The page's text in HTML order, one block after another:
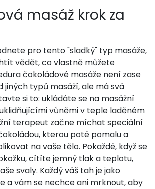
masáž krok za
pro tento "sladký" typ masáže,
vědět, co vlastně můžete
čokoládové masáže není zase
jiných typů masáží, ale má svá
si to: ukládáte se na masážní
vůněmi v teple laděném
terapeut začne míchat speciální
kterou poté pomalu a
na vaše tělo. Pokaždé, když se
cítíte jemný tlak a teplotu,
svaly. Každý váš tah je jako
a vám se nechce ani mrknout, aby